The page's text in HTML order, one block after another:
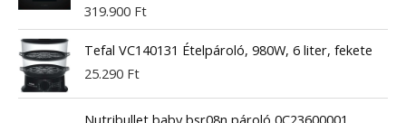
319.900 Ft
Tefal VC140131 Ételpároló, 980W, 6 liter, fekete
25.290 Ft
Nutribullet baby bsr08n pároló 0C23600001